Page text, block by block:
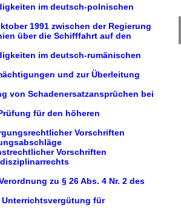
im deutsch-polnischen
1991 zwischen der Regierung
über die Schifffahrt auf den
im deutsch-rumänischen
und zur Überleitung
von Schadenersatzansprüchen bei
für den höheren
Vorschriften
Vorschriften
zu § 26 Abs. 4 Nr. 2 des
Unterrichtsvergütung für